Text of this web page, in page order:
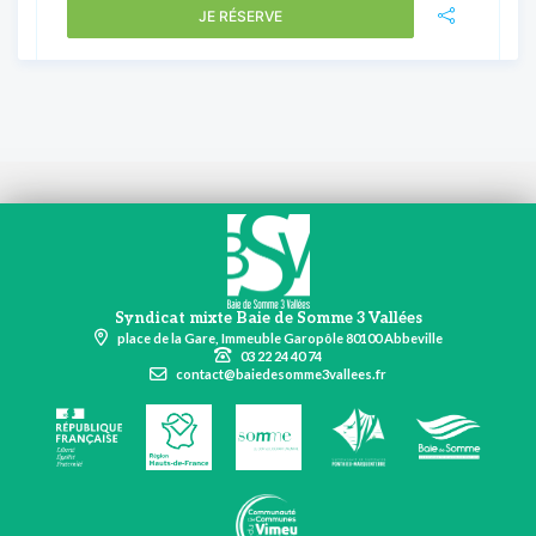
JE RÉSERVE
Syndicat mixte Baie de Somme 3 Vallées
place de la Gare, Immeuble Garopôle 80100 Abbeville
03 22 24 40 74
contact@baiedesomme3vallees.fr